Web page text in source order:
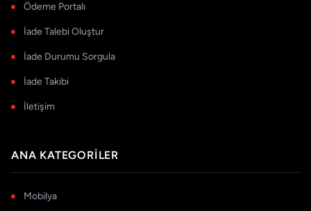
Ödeme Portalı
İade Talebi Oluştur
İade Durumu Sorgula
İade Takibi
İletişim
ANA KATEGORILER
Mobilya